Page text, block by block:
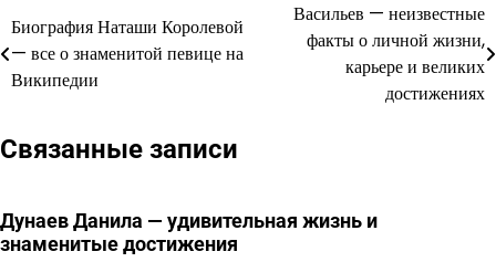
Навигация
по
записям
Биография Наташи Королевой
— все о знаменитой певице на
Википедии
Васильев — неизвестные
факты о личной жизни,
карьере и великих
достижениях
Связанные записи
Дунаев Данила — удивительная жизнь и
знаменитые достижения